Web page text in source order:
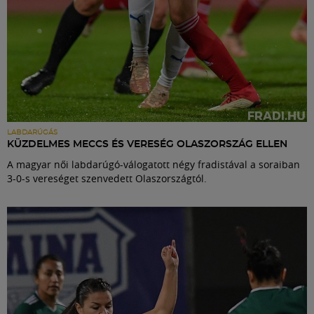
LABDARÚGÁS
KÜZDELMES MECCS ÉS VERESÉG OLASZORSZÁG ELLEN
A magyar női labdarúgó-válogatott négy fradistával a soraiban
3-0-s vereséget szenvedett Olaszországtól.
Klub
Szolgáltatások
Shop
Közösség
Múzeum
English